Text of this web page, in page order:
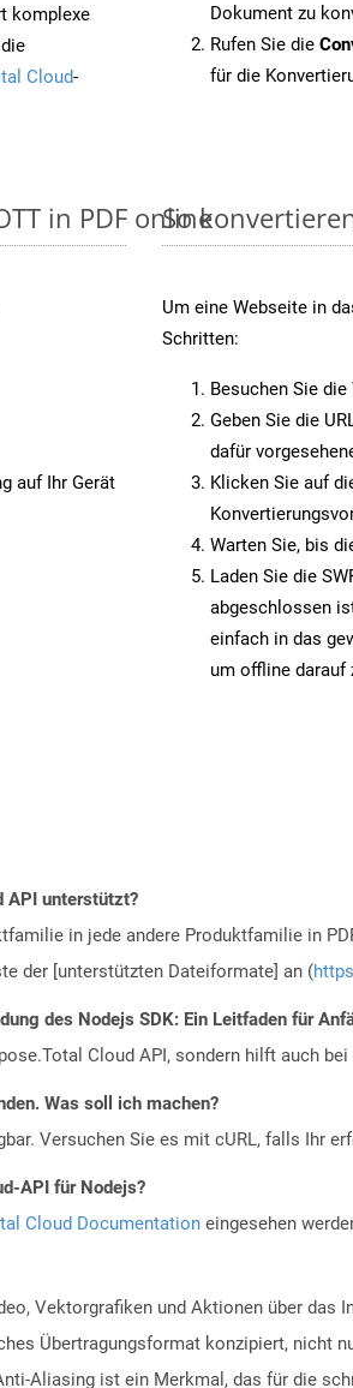
komplexe
Cloud-
Dokument zu
Rufen Sie die
für die
in PDF online
auf Ihr Gerät
So
Um eine Webseite in
Schritten:
Besuchen Sie
Geben Sie die
dafür
Klicken Sie auf
Warten Sie, bis
Laden Sie die
abgeschlossen
einfach in das
um offline darauf
API unterstützt?
in jede andere Produktfamilie in PDF,
der [unterstützten Dateiformate] an (
des Nodejs SDK: Ein Leitfaden für
Cloud API, sondern hilft auch
Was soll ich machen?
Versuchen Sie es mit cURL, falls Ihr
API für Nodejs?
Cloud Documentation eingesehen
Vektorgrafiken und Aktionen über das
Übertragungsformat konzipiert, nicht
Aliasing ist ein Merkmal, das für die